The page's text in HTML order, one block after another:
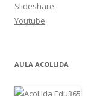
Slideshare
Youtube
AULA ACOLLIDA